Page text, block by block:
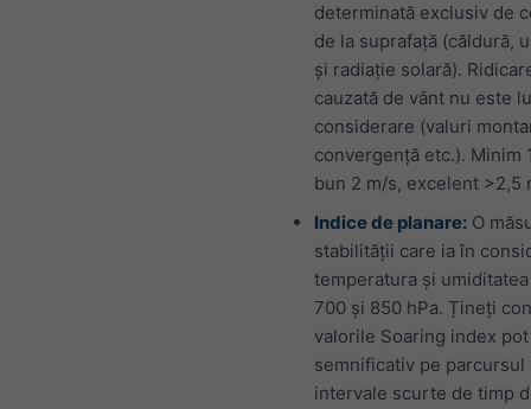
determinată exclusiv de
de la suprafață (căldură,
și radiație solară).
cauzată de vânt nu este
considerare (valuri
convergență etc.). Minim
bun 2 m/s, excelent >2,5
Indice de planare: O
stabilității care ia în
temperatura și
700 și 850 hPa. Țineți
valorile Soaring index
semnificativ pe parcursul
intervale scurte de timp